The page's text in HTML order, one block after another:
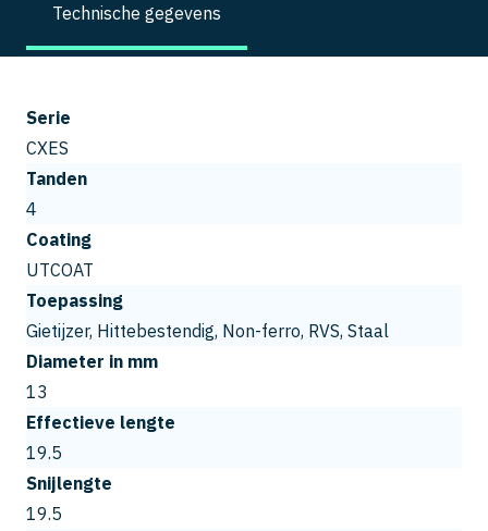
Technische gegevens
Serie
CXES
Tanden
4
Coating
UTCOAT
Toepassing
Gietijzer, Hittebestendig, Non-ferro, RVS, Staal
Diameter in mm
13
Effectieve lengte
19.5
Snijlengte
19.5